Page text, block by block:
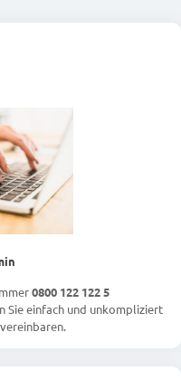
0800 122 122 5
Sie einfach und unkompliziert